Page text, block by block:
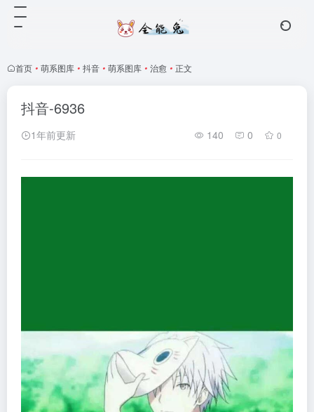
首页 • 萌系图库 • 抖音 • 萌系图库 • 治愈 • 正文
抖音-6936
1年前更新 140 0 0